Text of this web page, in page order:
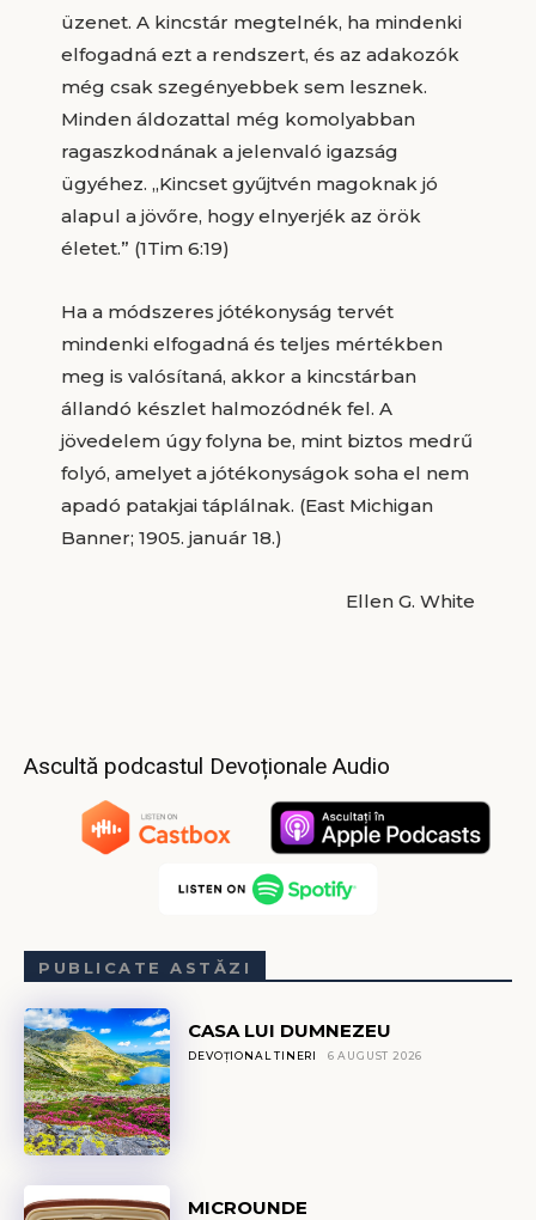
üzenet. A kincstár megtelnék, ha mindenki
elfogadná ezt a rendszert, és az adakozók
még csak szegényebbek sem lesznek.
Minden áldozattal még komolyabban
ragaszkodnának a jelenvaló igazság
ügyéhez. „Kincset gyűjtvén magoknak jó
alapul a jövőre, hogy elnyerjék az örök
életet.” (1Tim 6:19)
Ha a módszeres jótékonyság tervét
mindenki elfogadná és teljes mértékben
meg is valósítaná, akkor a kincstárban
állandó készlet halmozódnék fel. A
jövedelem úgy folyna be, mint biztos medrű
folyó, amelyet a jótékonyságok soha el nem
apadó patakjai táplálnak. (East Michigan
Banner; 1905. január 18.)
Ellen G. White
Ascultă podcastul Devoționale Audio
PUBLICATE ASTĂZI
CASA LUI DUMNEZEU
DEVOȚIONAL TINERI 6 AUGUST 2026
MICROUNDE